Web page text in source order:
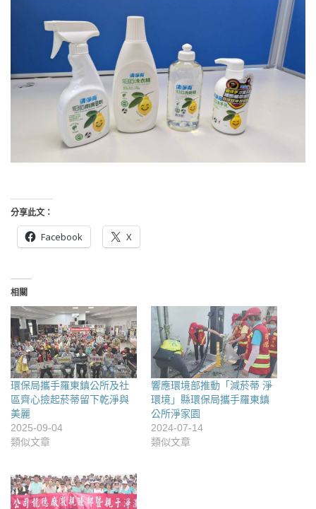
分享此文：
Facebook X
相關
環保局攜手羅東鎮公所及社
區齊心撿起菸蒂留下乾淨與
美麗
2025-09-04
類似文章
響應環境部推動「減菸蒂 淨
環境」縣環保局攜手羅東鎮
公所淨家園
2024-07-14
類似文章